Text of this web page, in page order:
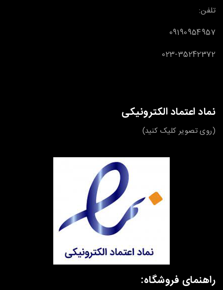
تلفن:
09190954957
023-35242372
نماد اعتماد الکترونیکی
(روی تصویر کلیک کنید)
راهنمای فروشگاه: